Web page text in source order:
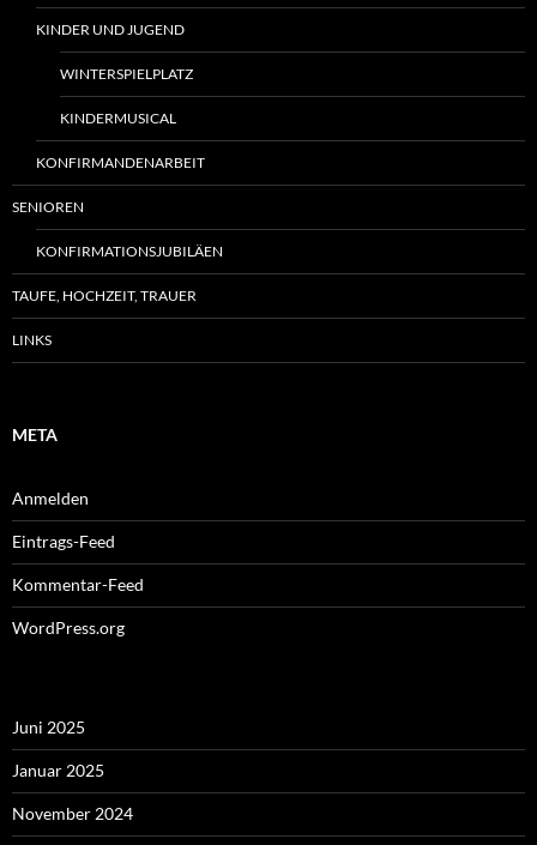
KINDER UND JUGEND
WINTERSPIELPLATZ
KINDERMUSICAL
KONFIRMANDENARBEIT
SENIOREN
KONFIRMATIONSJUBILÄEN
TAUFE, HOCHZEIT, TRAUER
LINKS
META
Anmelden
Eintrags-Feed
Kommentar-Feed
WordPress.org
Juni 2025
Januar 2025
November 2024